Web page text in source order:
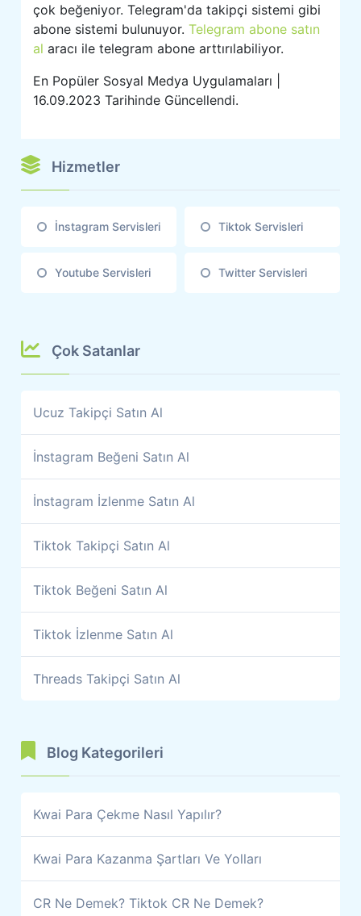
çok beğeniyor. Telegram'da takipçi sistemi gibi
abone sistemi bulunuyor.Telegram abone satın
al aracı ile telegram abone arttırılabiliyor.
En Popüler Sosyal Medya Uygulamaları |
16.09.2023 Tarihinde Güncellendi.
Hizmetler
İnstagram Servisleri Tiktok Servisleri
Youtube Servisleri Twitter Servisleri
Çok Satanlar
Ucuz Takipçi Satın Al
İnstagram Beğeni Satın Al
İnstagram İzlenme Satın Al
Tiktok Takipçi Satın Al
Tiktok Beğeni Satın Al
Tiktok İzlenme Satın Al
Threads Takipçi Satın Al
Blog Kategorileri
Kwai Para Çekme Nasıl Yapılır?
Kwai Para Kazanma Şartları Ve Yolları
CR Ne Demek? Tiktok CR Ne Demek?